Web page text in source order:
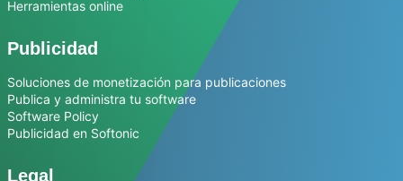
Herramientas online
Publicidad
Soluciones de monetización para publicaciones
Publica y administra tu software
Software Policy
Publicidad en Softonic
Legal